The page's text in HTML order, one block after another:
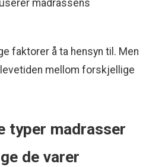
madrassens
faktorer å ta hensyn til. Men
mellom forskjellige
typer madrasser
de varer